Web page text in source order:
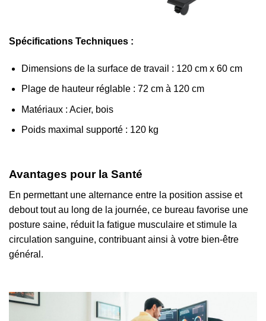
Spécifications Techniques :
Dimensions de la surface de travail : 120 cm x 60 cm
Plage de hauteur réglable : 72 cm à 120 cm
Matériaux : Acier, bois
Poids maximal supporté : 120 kg
Avantages pour la Santé
En permettant une alternance entre la position assise et
debout tout au long de la journée, ce bureau favorise une
posture saine, réduit la fatigue musculaire et stimule la
circulation sanguine, contribuant ainsi à votre bien-être
général.